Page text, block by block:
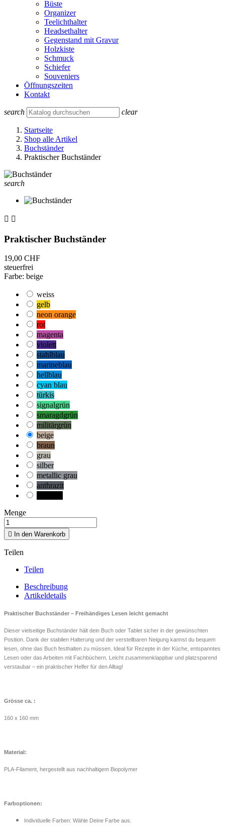
Büste
Organizer
Teelichthalter
Headsethalter
Gegenstand mit Gravur
Holzkiste
Schmuck
Schiefer
Souveniers
Öffnungszeiten
Kontakt
search clear
Startseite
Shop alle Artikel
Buchständer
Praktischer Buchständer
search
 
Praktischer Buchständer
19,00 CHF
steuerfrei
Farbe: beige
weiss
gelb
neon orange
rot
magenta
violett
stahlblau
marineblau
hellblau
cyan blau
türkis
signalgrün
smaragdgrün
militärgrün
beige
braun
grau
silber
metallic grau
anthrazit
Menge
 In den Warenkorb
Teilen
Teilen
Beschreibung
Artikeldetails
Praktischer Buchständer – Freihändiges Lesen leicht gemacht
Dieser vielseitige Buchständer hält dein Buch oder Tablet sicher in der gewünschten
Position. Dank der stabilen Halterung und der verstellbaren Neigung kannst du bequem
lesen, ohne das Buch festhalten zu müssen. Ideal für Rezepte in der Küche, entspanntes
Lesen oder das Arbeiten mit Fachbüchern. Leicht zusammenklappbar und platzsparend
verstaubar – ein praktischer Helfer für den Alltag!
Grösse ca. :
160 x 160 mm
Material:
PLA-Filament, hergestellt aus nachhaltigem Biopolymer
Farboptionen:
Individuelle Farben: Wähle Deine Farbe aus.